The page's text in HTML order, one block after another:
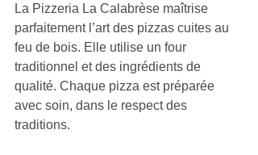
La Pizzeria La Calabrèse maîtrise
parfaitement l’art des pizzas cuites au
feu de bois. Elle utilise un four
traditionnel et des ingrédients de
qualité. Chaque pizza est préparée
avec soin, dans le respect des
traditions.